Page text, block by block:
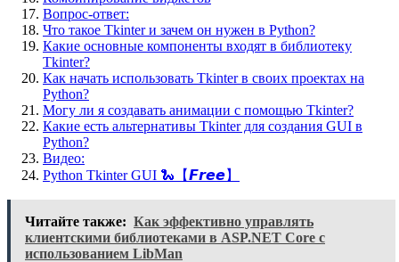
Вопрос-ответ:
Что такое Tkinter и зачем он нужен в Python?
Какие основные компоненты входят в библиотеку
Tkinter?
Как начать использовать Tkinter в своих проектах на
Python?
Могу ли я создавать анимации с помощью Tkinter?
Какие есть альтернативы Tkinter для создания GUI в
Python?
Видео:
Python Tkinter GUI 🐍【𝙁𝙧𝙚𝙚】
Читайте также: Как эффективно управлять
клиентскими библиотеками в ASP.NET Core с
использованием LibMan